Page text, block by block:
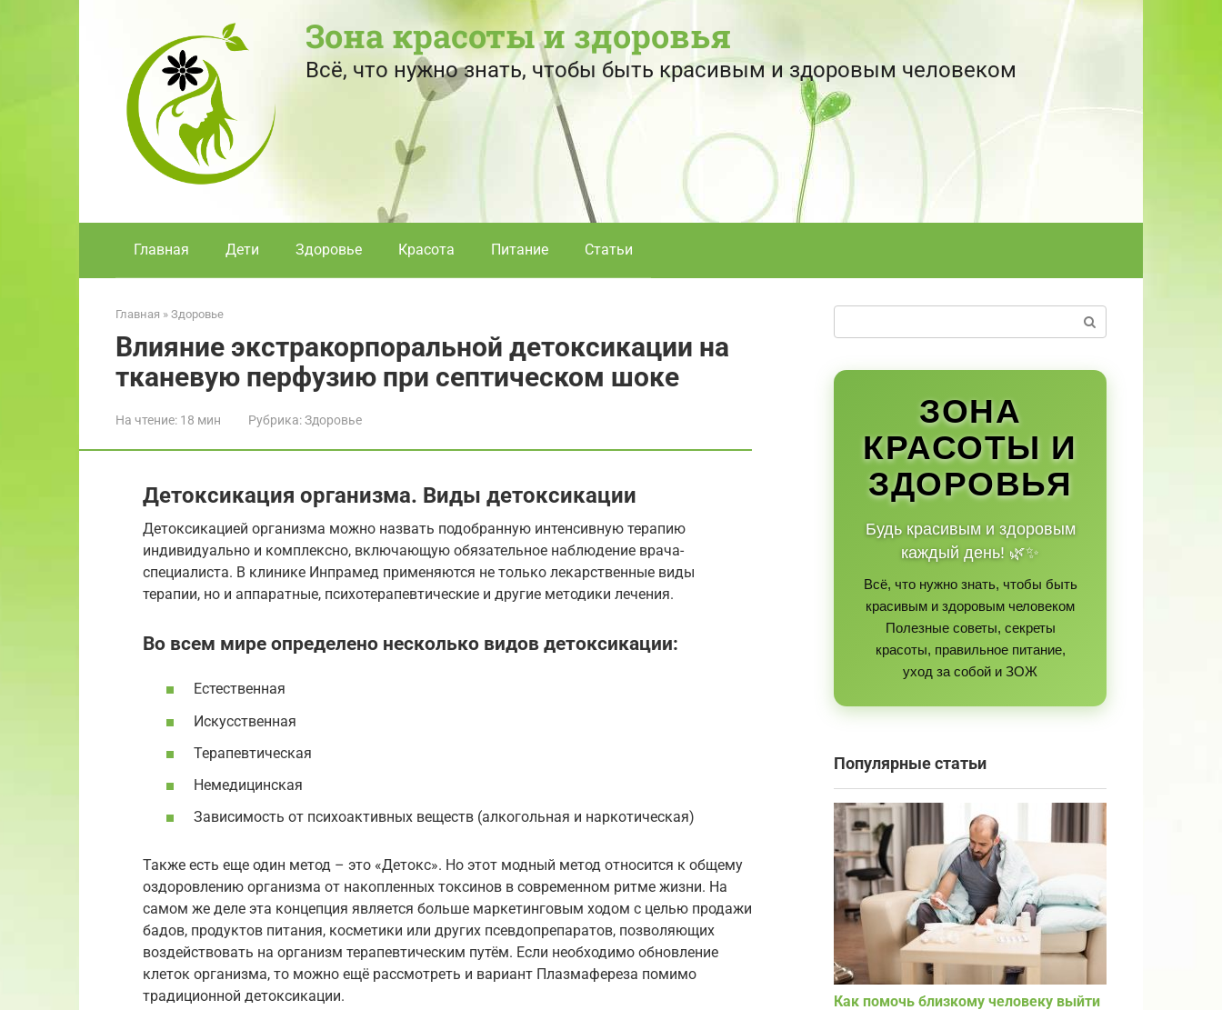
Зона красоты и здоровья
Всё, что нужно знать, чтобы быть красивым и здоровым человеком
Главная Дети Здоровье Красота Питание Статьи
Главная » Здоровье
Влияние экстракорпоральной детоксикации на
тканевую перфузию при септическом шоке
На чтение: 18 мин Рубрика:Здоровье
Детоксикация организма. Виды детоксикации
Детоксикацией организма можно назвать подобранную интенсивную терапию
индивидуально и комплексно, включающую обязательное наблюдение врача-
специалиста. В клинике Инпрамед применяются не только лекарственные виды
терапии, но и аппаратные, психотерапевтические и другие методики лечения.
Во всем мире определено несколько видов детоксикации:
Естественная
Искусственная
Терапевтическая
Немедицинская
Зависимость от психоактивных веществ (алкогольная и наркотическая)
Также есть еще один метод – это «Детокс». Но этот модный метод относится к общему
оздоровлению организма от накопленных токсинов в современном ритме жизни. На
самом же деле эта концепция является больше маркетинговым ходом с целью продажи
бадов, продуктов питания, косметики или других псевдопрепаратов, позволяющих
воздействовать на организм терапевтическим путём. Если необходимо обновление
клеток организма, то можно ещё рассмотреть и вариант Плазмафереза помимо
традиционной детоксикации.
ЗОНА
КРАСОТЫ И
ЗДОРОВЬЯ
Будь красивым и здоровым
каждый день! 🌿✨
Всё, что нужно знать, чтобы быть
красивым и здоровым человеком
Полезные советы, секреты
красоты, правильное питание,
уход за собой и ЗОЖ
Популярные статьи
Как помочь близкому человеку выйти